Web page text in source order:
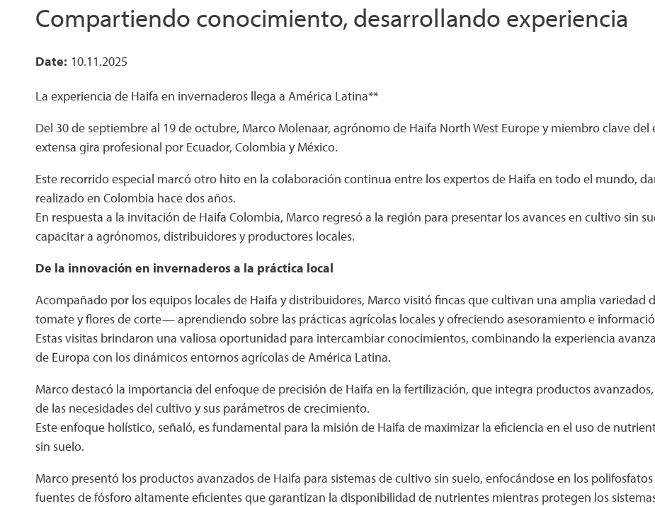
Compartiendo conocimiento, desarrollando experiencia
Date 10.11.2025
La experiencia de Haifa en invernaderos llega a América Latina**
Del 30 de septiembre al 19 de octubre, Marco Molenaar, agrónomo de Haifa North West Europe y miembro clave
extensa gira profesional por Ecuador, Colombia y México.
Este recorrido especial marcó otro hito en la colaboración continua entre los expertos de Haifa en todo el mundo,
realizado en Colombia hace dos años.
En respuesta a la invitación de Haifa Colombia, Marco regresó a la región para presentar los avances en cultivo sin
capacitar a agrónomos, distribuidores y productores locales.
De la innovación en invernaderos a la práctica local
Acompañado por los equipos locales de Haifa y distribuidores, Marco visitó fincas que cultivan una amplia
tomate y flores de corte— aprendiendo sobre las prácticas agrícolas locales y ofreciendo asesoramiento e
Estas visitas brindaron una valiosa oportunidad para intercambiar conocimientos, combinando la experiencia
de Europa con los dinámicos entornos agrícolas de América Latina.
Marco destacó la importancia del enfoque de precisión de Haifa en la fertilización, que integra productos
de las necesidades del cultivo y sus parámetros de crecimiento.
Este enfoque holístico, señaló, es fundamental para la misión de Haifa de maximizar la eficiencia en el uso de
sin suelo.
Marco presentó los productos avanzados de Haifa para sistemas de cultivo sin suelo, enfocándose en los
fuentes de fósforo altamente eficientes que garantizan la disponibilidad de nutrientes mientras protegen los